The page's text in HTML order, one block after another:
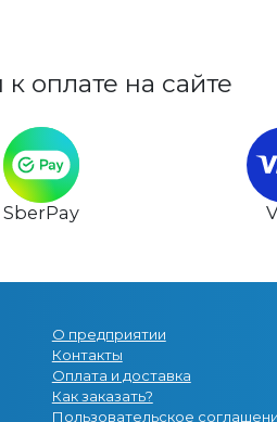
оплате на сайте
SberPay
О предприятии
Контакты
Оплата и доставка
Как заказать?
Пользовательское